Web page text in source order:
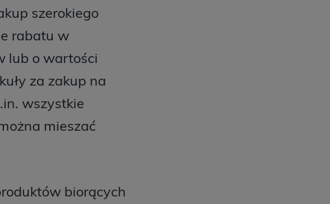
szerokiego
rabatu w
lub o wartości
za zakup na
wszystkie
mieszać
biorących